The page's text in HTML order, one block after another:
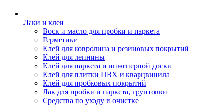
Лаки и клеи
Воск и масло для пробки и паркета
Герметики
Клей для ковролина и резиновых покрытий
Клей для лепнины
Клей для паркета и инженерной доски
Клей для плитки ПВХ и кварцвинила
Клей для пробковых покрытий
Лак для пробки и паркета, грунтовки
Средства по уходу и очистке